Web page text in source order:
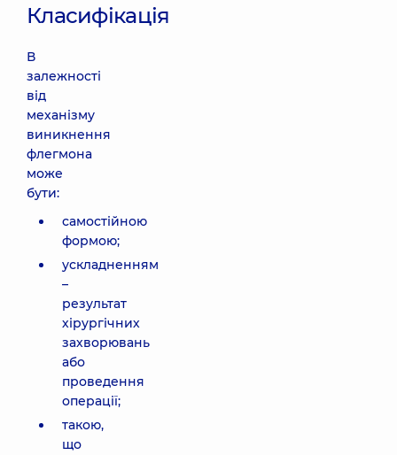
Класифікація
В
залежності
від
механізму
виникнення
флегмона
може
бути:
самостійною
формою;
ускладненням
–
результат
хірургічних
захворювань
або
проведення
операції;
такою,
що